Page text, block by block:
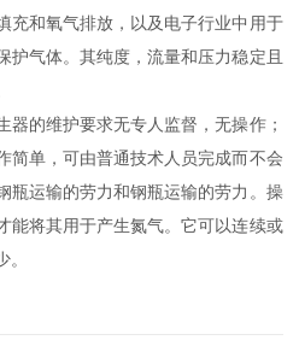
充和氧气排放，以及电子行业中用于
护气体。其纯度，流量和压力稳定且
的维护要求无专人监督，无操作；
简单，可由普通技术人员完成而不会
瓶运输的劳力和钢瓶运输的劳力。操
能将其用于产生氮气。它可以连续或